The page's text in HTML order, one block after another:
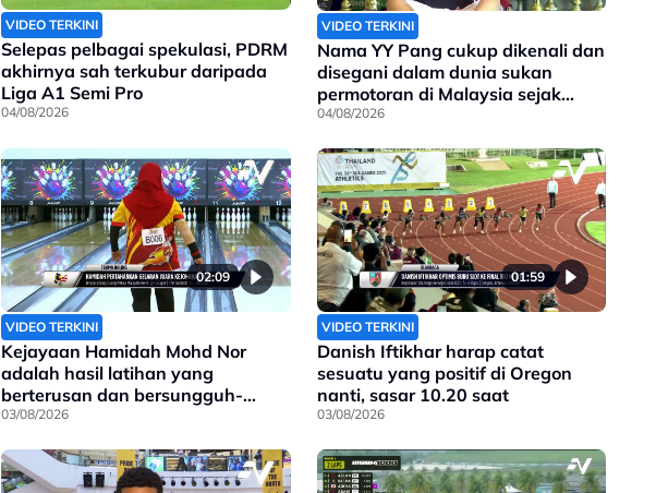
VIDEO TERKINI
Selepas pelbagai spekulasi, PDRM
akhirnya sah terkubur daripada
Liga A1 Semi Pro
04/08/2026
VIDEO TERKINI
Nama YY Pang cukup dikenali dan
disegani dalam dunia sukan
permotoran di Malaysia sejak
90an, dan kini anak kepada
yang telah ditinggalkan
04/08/2026
02:09
VIDEO TERKINI
Kejayaan Hamidah Mohd Nor
adalah hasil latihan yang
berterusan dan bersungguh-
sungguh
03/08/2026
01:59
VIDEO TERKINI
Danish Iftikhar harap catat
sesuatu yang positif di Oregon
nanti, sasar 10.20 saat
03/08/2026